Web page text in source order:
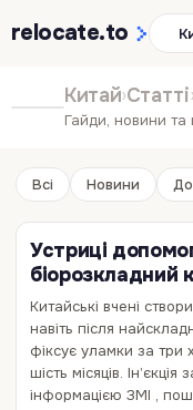
relocate.to
Китай›Статті
Гайди, новини та
Всі Новини
Устриці
біорозкладний
Китайські вчені
навіть після
фіксує уламки за три
шість місяців. Ін’єкція
інформацією ЗМІ ,
Китай запустив
астронавтами
Китай відправив трьох
Один з них залишиться